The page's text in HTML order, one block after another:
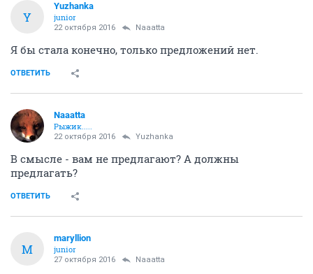
Y
Yuzhanka
junior
22 октября 2016 Naaatta
Я бы стала конечно, только предложений нет.
ОТВЕТИТЬ
Naaatta
Рыжик.....
22 октября 2016 Yuzhanka
В смысле - вам не предлагают? А должны
предлагать?
ОТВЕТИТЬ
M
maryllion
junior
27 октября 2016 Naaatta